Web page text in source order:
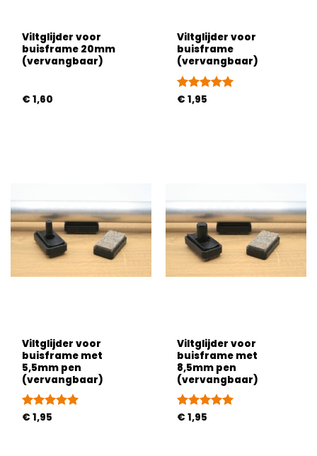
Viltglijder voor
buisframe 20mm
(vervangbaar)
€ 1,60
Viltglijder voor
buisframe
(vervangbaar)
Gewaardeerd
€ 1,95
Viltglijder voor
buisframe met
5,5mm pen
(vervangbaar)
Gewaardeerd
€ 1,95
Viltglijder voor
buisframe met
8,5mm pen
(vervangbaar)
Gewaardeerd
€ 1,95